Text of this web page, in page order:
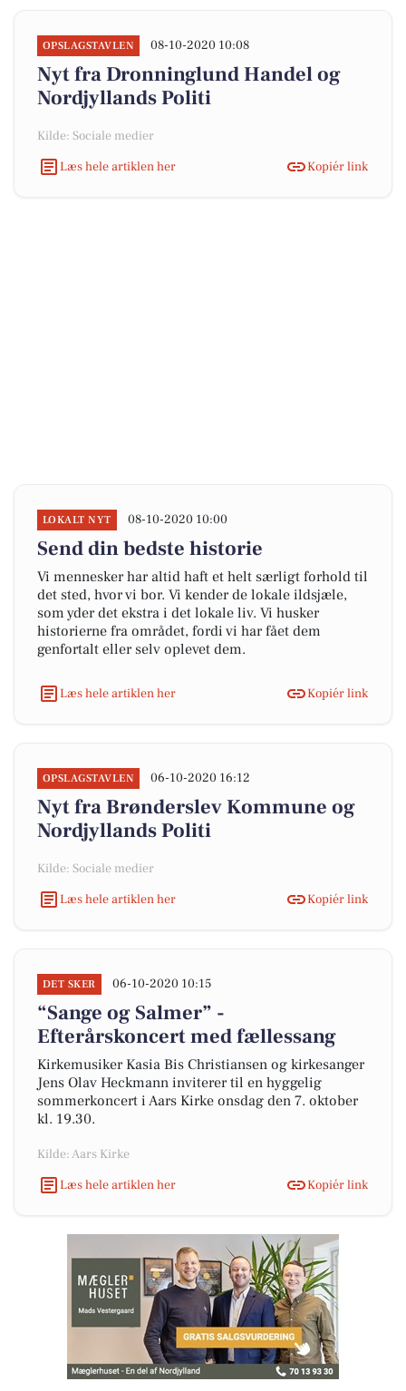
OPSLAGSTAVLEN 08-10-2020 10:08
Nyt fra Dronninglund Handel og
Nordjyllands Politi
Kilde: Sociale medier
Læs hele artiklen her
Kopiér link
LOKALT NYT 08-10-2020 10:00
Send din bedste historie
Vi mennesker har altid haft et helt særligt forhold til
det sted, hvor vi bor. Vi kender de lokale ildsjæle,
som yder det ekstra i det lokale liv. Vi husker
historierne fra området, fordi vi har fået dem
genfortalt eller selv oplevet dem.
Læs hele artiklen her Kopiér link
OPSLAGSTAVLEN 06-10-2020 16:12
Nyt fra Brønderslev Kommune og
Nordjyllands Politi
Kilde: Sociale medier
Læs hele artiklen her
Kopiér link
DET SKER 06-10-2020 10:15
“Sange og Salmer” -
Efterårskoncert med fællessang
Kirkemusiker Kasia Bis Christiansen og kirkesanger
Jens Olav Heckmann inviterer til en hyggelig
sommerkoncert i Aars Kirke onsdag den 7. oktober
kl. 19.30.
Kilde: Aars Kirke
Læs hele artiklen her
Kopiér link